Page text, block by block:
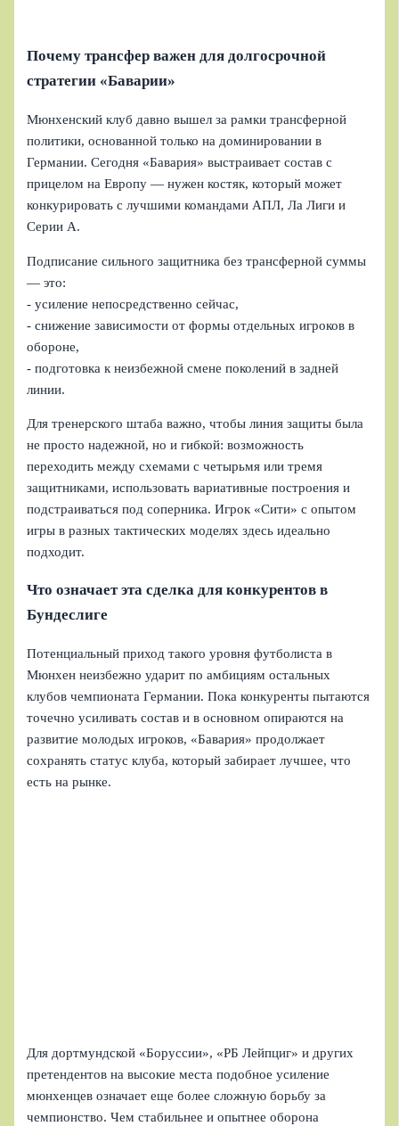
Почему трансфер важен для долгосрочной
стратегии «Баварии»
Мюнхенский клуб давно вышел за рамки трансферной
политики, основанной только на доминировании в
Германии. Сегодня «Бавария» выстраивает состав с
прицелом на Европу — нужен костяк, который может
конкурировать с лучшими командами АПЛ, Ла Лиги и
Серии A.
Подписание сильного защитника без трансферной суммы
— это:
- усиление непосредственно сейчас,
- снижение зависимости от формы отдельных игроков в
обороне,
- подготовка к неизбежной смене поколений в задней
линии.
Для тренерского штаба важно, чтобы линия защиты была
не просто надежной, но и гибкой: возможность
переходить между схемами с четырьмя или тремя
защитниками, использовать вариативные построения и
подстраиваться под соперника. Игрок «Сити» с опытом
игры в разных тактических моделях здесь идеально
подходит.
Что означает эта сделка для конкурентов в
Бундеслиге
Потенциальный приход такого уровня футболиста в
Мюнхен неизбежно ударит по амбициям остальных
клубов чемпионата Германии. Пока конкуренты пытаются
точечно усиливать состав и в основном опираются на
развитие молодых игроков, «Бавария» продолжает
сохранять статус клуба, который забирает лучшее, что
есть на рынке.
Для дортмундской «Боруссии», «РБ Лейпциг» и других
претендентов на высокие места подобное усиление
мюнхенцев означает еще более сложную борьбу за
чемпионство. Чем стабильнее и опытнее оборона